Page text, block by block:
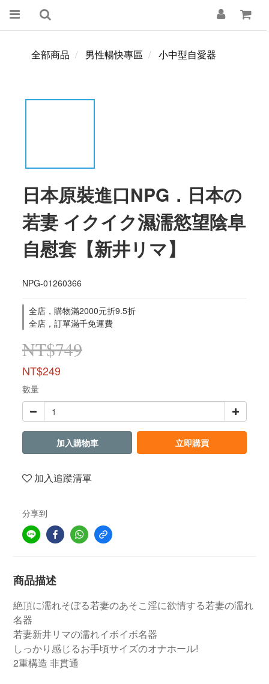
全部商品 男性暢快專區 小中型自愛器
日本原裝進口NPG．日本の
若妻 イクイク濕濡慾望陰阜
自慰套【新井リマ】
NPG-01260366
全店，購物滿2000元折9.5折
全店，訂單滿千免運費
NT$749
NT$249
數量
加入購物車 立即購買
加入追蹤清單
分享到
商品描述
絶頂に濡れそぼる若妻のあそこ淫に欲情する若妻の濡れ
名器
若妻新井リマの濡れイボイボ名器
しっかり感じるお手頃サイズのオナホール!
2重構造 非貫通